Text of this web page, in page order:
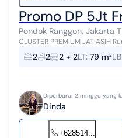
Promo DP 5Jt
Pondok Ranggon, Jakarta
CLUSTER PREMIUM JATIASIH
Merah di Jatiasih Harga mulai dari 600
langsung akad *Ci...
2 2 2 + 2LT: 79 m²LB
Diperbarui 2 minggu yang
Dinda
+628514...